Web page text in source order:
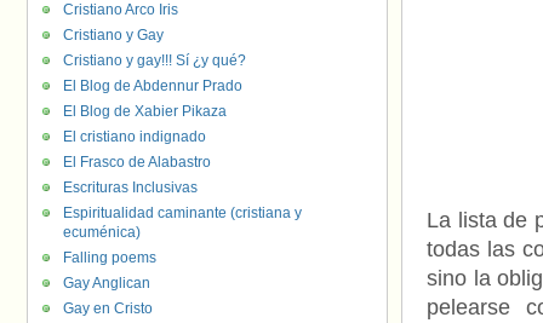
La lista de
todas las
sino la
pelearse
Cristiano Arco Iris
Cristiano y Gay
Cristiano y gay!!! Sí ¿y qué?
El Blog de Abdennur Prado
El Blog de Xabier Pikaza
El cristiano indignado
El Frasco de Alabastro
Escrituras Inclusivas
Espiritualidad caminante (cristiana y
ecuménica)
Falling poems
Gay Anglican
Gay en Cristo